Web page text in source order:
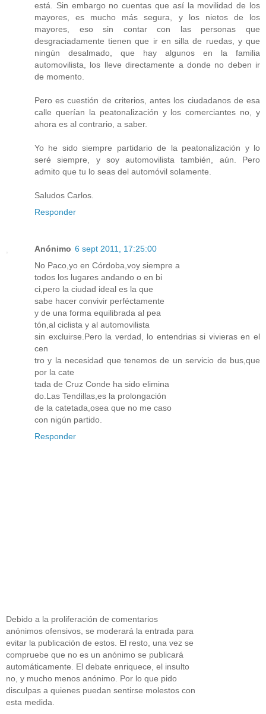
está. Sin embargo no cuentas que así la movilidad de los
mayores, es mucho más segura, y los nietos de los
mayores, eso sin contar con las personas que
desgraciadamente tienen que ir en silla de ruedas, y que
ningún desalmado, que hay algunos en la familia
automovilista, los lleve directamente a donde no deben ir
de momento.
Pero es cuestión de criterios, antes los ciudadanos de esa
calle querían la peatonalización y los comerciantes no, y
ahora es al contrario, a saber.
Yo he sido siempre partidario de la peatonalización y lo
seré siempre, y soy automovilista también, aún. Pero
admito que tu lo seas del automóvil solamente.
Saludos Carlos.
Responder
Anónimo 6 sept 2011, 17:25:00
No Paco,yo en Córdoba,voy siempre a
todos los lugares andando o en bi
ci,pero la ciudad ideal es la que
sabe hacer convivir perféctamente
y de una forma equilibrada al pea
tón,al ciclista y al automovilista
sin excluirse.Pero la verdad, lo entendrias si vivieras en el
cen
tro y la necesidad que tenemos de un servicio de bus,que
por la cate
tada de Cruz Conde ha sido elimina
do.Las Tendillas,es la prolongación
de la catetada,osea que no me caso
con nigún partido.
Responder
Debido a la proliferación de comentarios
anónimos ofensivos, se moderará la entrada para
evitar la publicación de estos. El resto, una vez se
compruebe que no es un anónimo se publicará
automáticamente. El debate enriquece, el insulto
no, y mucho menos anónimo. Por lo que pido
disculpas a quienes puedan sentirse molestos con
esta medida.